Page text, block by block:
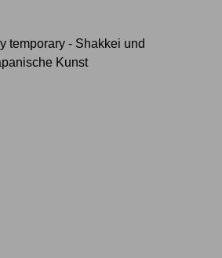
temporary - Shakkei und
Kunst